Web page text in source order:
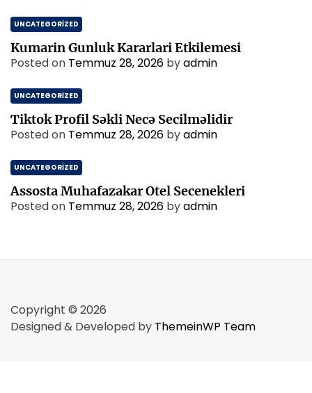
UNCATEGORIZED
Kumarin Gunluk Kararlari Etkilemesi
Posted on Temmuz 28, 2026 byadmin
UNCATEGORIZED
Tiktok Profil Səkli Necə Secilməlidir
Posted on Temmuz 28, 2026 byadmin
UNCATEGORIZED
Assosta Muhafazakar Otel Secenekleri
Posted on Temmuz 28, 2026 byadmin
Copyright © 2026
Designed & Developed by ThemeinWP Team